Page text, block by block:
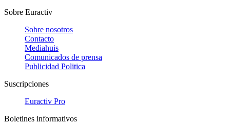
Sobre Euractiv
Sobre nosotros
Contacto
Mediahuis
Comunicados de prensa
Publicidad Politica
Suscripciones
Euractiv Pro
Boletines informativos